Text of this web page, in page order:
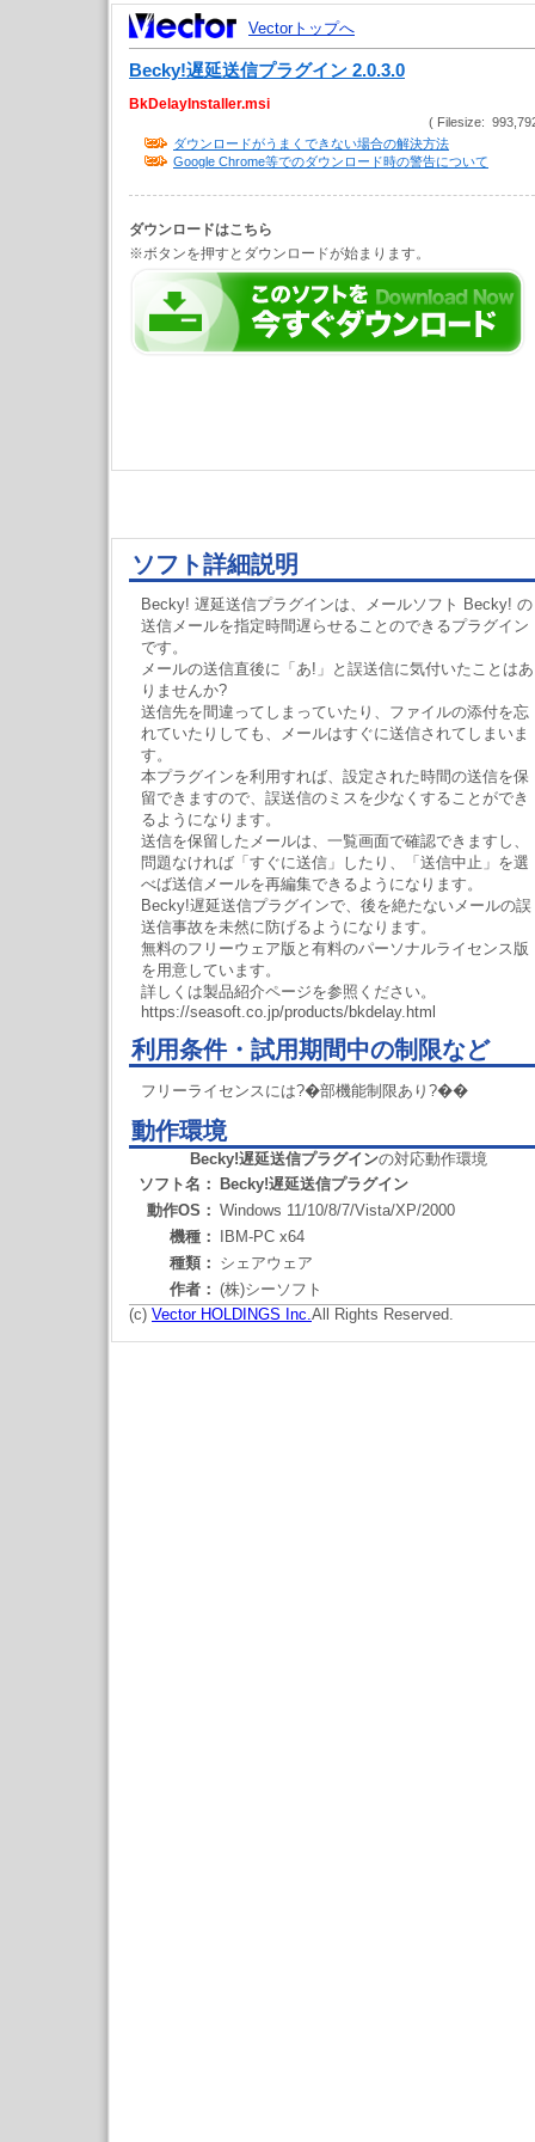
Vectorトップへ
Becky!遅延送信プラグイン 2.0.3.0
BkDelayInstaller.msi
( Filesize:
ダウンロードがうまくできない場合の解決方法
Google Chrome等でのダウンロード時の警告について
ダウンロードはこちら
※ボタンを押すとダウンロードが始まります。
ソフト詳細説明
Becky! 遅延送信プラグインは、メールソフト Becky! の
送信メールを指定時間遅らせることのできるプラグイン
です。
メールの送信直後に「あ!」と誤送信に気付いたことはあ
りませんか?
送信先を間違ってしまっていたり、ファイルの添付を忘
れていたりしても、メールはすぐに送信されてしまいま
す。
本プラグインを利用すれば、設定された時間の送信を保
留できますので、誤送信のミスを少なくすることができ
るようになります。
送信を保留したメールは、一覧画面で確認できますし、
問題なければ「すぐに送信」したり、「送信中止」を選
べば送信メールを再編集できるようになります。
Becky!遅延送信プラグインで、後を絶たないメールの誤
送信事故を未然に防げるようになります。
無料のフリーウェア版と有料のパーソナルライセンス版
を用意しています。
詳しくは製品紹介ページを参照ください。
https://seasoft.co.jp/products/bkdelay.html
利用条件・試用期間中の制限など
フリーライセンスには?�部機能制限あり?��
動作環境
Becky!遅延送信プラグインの対応動作環境
ソフト名：
Becky!遅延送信プラグイン
動作OS： Windows 11/10/8/7/Vista/XP/2000
機種：
IBM-PC x64
種類： シェアウェア
作者： (株)シーソフト
(c) Vector HOLDINGS Inc.All Rights Reserved.